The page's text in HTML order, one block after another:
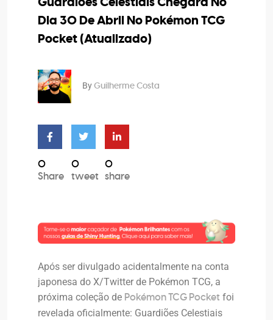
Guardiões Celestiais Chegará No
Dia 30 De Abril No Pokémon TCG
Pocket (Atualizado)
By Guilherme Costa
0
Share
0
tweet
0
share
Após ser divulgado acidentalmente na conta
japonesa do X/Twitter de Pokémon TCG, a
próxima coleção de Pokémon TCG Pocket foi
revelada oficialmente: Guardiões Celestiais